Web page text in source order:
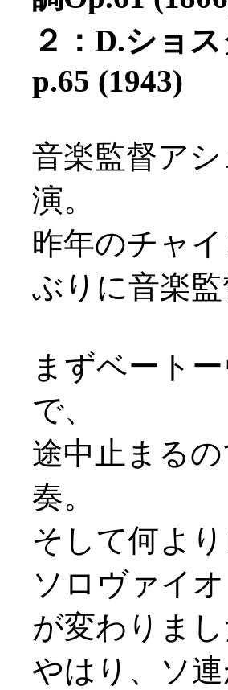
２：D.ショ
p.65 (1943)
音楽監督ア
演。
昨年のチャ
ぶりに音楽
まずベート
で、
途中止まる
奏。
そして何よ
ソロヴァイ
が変わりま
やはり、ソ